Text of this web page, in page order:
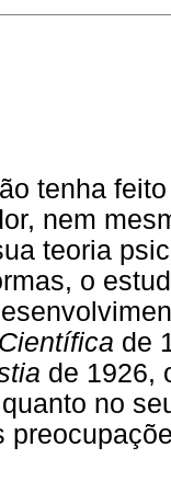
tenha
nem
teoria
o
de
de 1926,
no